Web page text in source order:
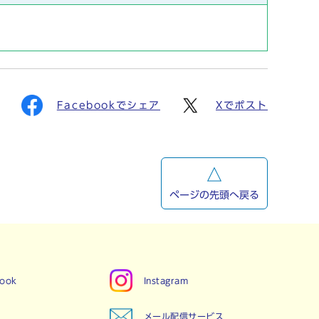
Facebookでシェア Xでポスト
ページの先頭へ戻る
Instagram
メール配信サービス